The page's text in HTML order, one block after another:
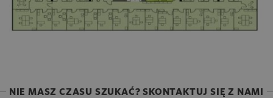
NIE MASZ CZASU SZUKAĆ? SKONTAKTUJ SIĘ Z NAMI